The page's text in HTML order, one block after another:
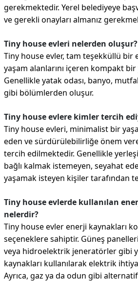
gerekmektedir. Yerel belediyeye
ve gerekli onayları almanız
Tiny house evleri nelerden oluşur?
Tiny house evler, tam teşekküllü bir
yaşam alanlarını içeren kompakt bir
Genellikle yatak odası, banyo,
gibi bölümlerden oluşur.
Tiny house evlere kimler tercih
Tiny house evleri, minimalist bir
eden ve sürdürülebilirliğe önem
tercih edilmektedir. Genellikle
bağlı kalmak istemeyen, seyahat
yaşamak isteyen kişiler tarafından
Tiny house evlerde kullanılan
nelerdir?
Tiny house evler enerji kaynakları
seçeneklere sahiptir. Güneş
veya hidroelektrik jeneratörler gibi
kaynakları kullanılarak elektrik
Ayrıca, gaz ya da odun gibi